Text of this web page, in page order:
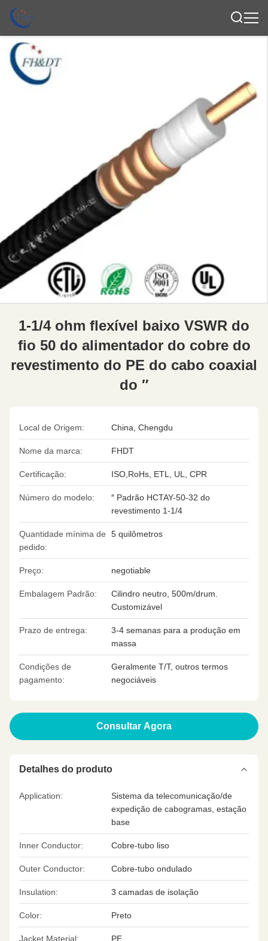
1-1/4 ohm flexível baixo VSWR do
fio 50 do alimentador do cobre do
revestimento do PE do cabo coaxial
do ″
Local de Origem: China, Chengdu
Nome da marca: FHDT
Certificação: ISO,RoHs, ETL, UL, CPR
Número do modelo:
″ Padrão HCTAY-50-32 do
revestimento 1-1/4
Quantidade mínima de
pedido:
5 quilômetros
Preço: negotiable
Embalagem Padrão:
Cilindro neutro, 500m/drum.
Customizável
Prazo de entrega:
3-4 semanas para a produção em
massa
Condições de
pagamento:
Geralmente T/T, outros termos
negociáveis
Consultar Agora
Detalhes do produto
Application:
Sistema da telecomunicação/de
expedição de cabogramas, estação
base
Inner Conductor: Cobre-tubo liso
Outer Conductor: Cobre-tubo ondulado
Insulation: 3 camadas de isolação
Color: Preto
Jacket Material: PE